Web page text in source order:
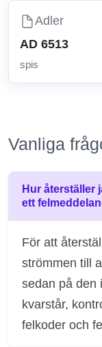
Adler
AD 6513
spis
Vanliga
Hur återställer
ett
För att
strömmen till
sedan på den
kvarstår,
felkoder och